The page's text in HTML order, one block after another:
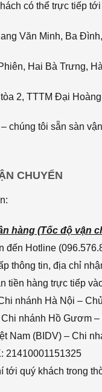
có thể trực tiếp
Văn Minh, Ba
Hai Bà Trưng,
2, TTTM Đại
chúng tôi sẵn sàn
CHUYỂN
hàng (Tốc độ vận
đến Hotline
thông tin, địa chỉ
tiền hàng trực tiếp
nhánh Hà Nội –
nhánh Hồ Gươm
Nam (BIDV) – Chi
21410001151325
tới quý khách trong